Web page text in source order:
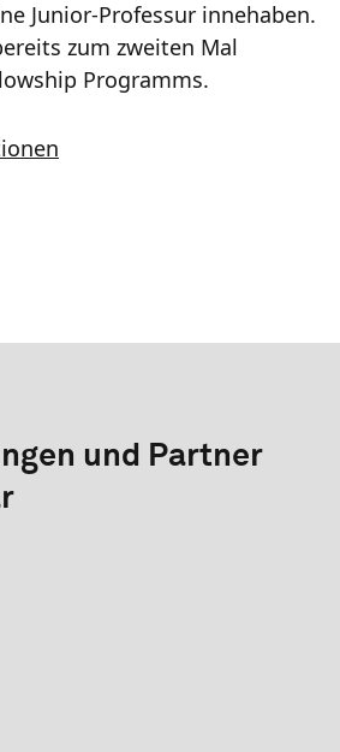
Junior-Professur innehaben.
zum zweiten Mal
Programms.
und Partner